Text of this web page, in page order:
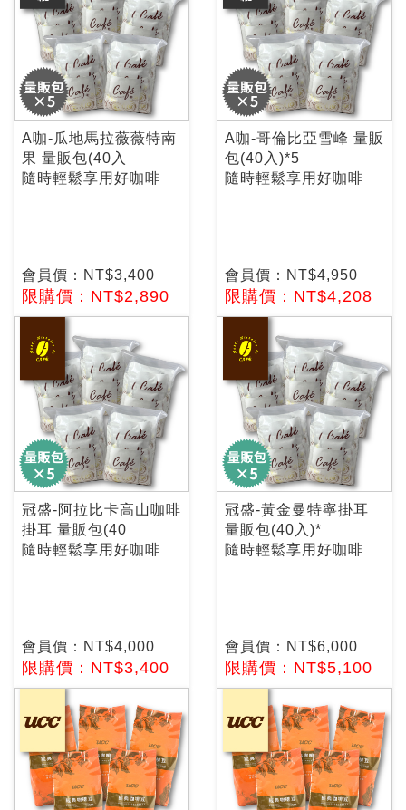
A咖-瓜地馬拉薇薇特南
果 量販包(40入
隨時輕鬆享用好咖啡
會員價：NT$3,400
限購價：NT$2,890
A咖-哥倫比亞雪峰 量販
包(40入)*5
隨時輕鬆享用好咖啡
會員價：NT$4,950
限購價：NT$4,208
冠盛-阿拉比卡高山咖啡
掛耳 量販包(40
隨時輕鬆享用好咖啡
會員價：NT$4,000
限購價：NT$3,400
冠盛-黃金曼特寧掛耳
量販包(40入)*
隨時輕鬆享用好咖啡
會員價：NT$6,000
限購價：NT$5,100